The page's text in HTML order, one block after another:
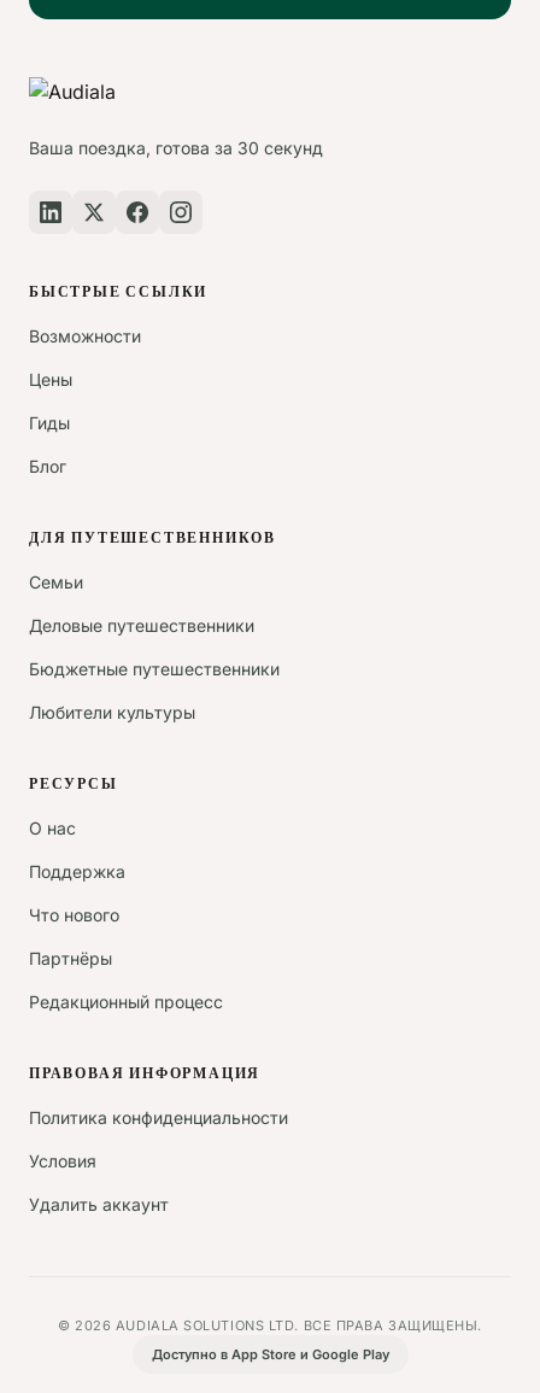
Ваша поездка, готова за 30 секунд
БЫСТРЫЕ ССЫЛКИ
Возможности
Цены
Гиды
Блог
ДЛЯ ПУТЕШЕСТВЕННИКОВ
Семьи
Деловые путешественники
Бюджетные путешественники
Любители культуры
РЕСУРСЫ
О нас
Поддержка
Что нового
Партнёры
Редакционный процесс
ПРАВОВАЯ ИНФОРМАЦИЯ
Политика конфиденциальности
Условия
Удалить аккаунт
© 2026 AUDIALA SOLUTIONS LTD. ВСЕ ПРАВА ЗАЩИЩЕНЫ.
Доступно в App Store и Google Play